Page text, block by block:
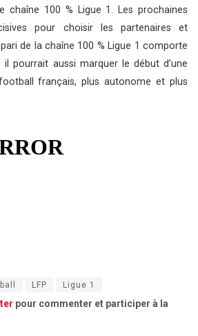
chaîne 100 % Ligue 1. Les prochaines
pour choisir les partenaires et
de la chaîne 100 % Ligue 1 comporte
il pourrait aussi marquer le début d’une
français, plus autonome et plus
LFP Ligue 1
pour commenter et participer à la